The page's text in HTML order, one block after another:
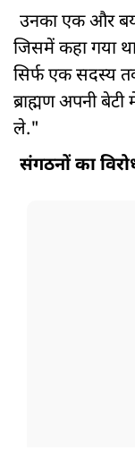
उनका एक और
जिसमें कहा गया
सिर्फ एक सदस्य
ब्राह्मण अपनी
ले."
संगठनों का